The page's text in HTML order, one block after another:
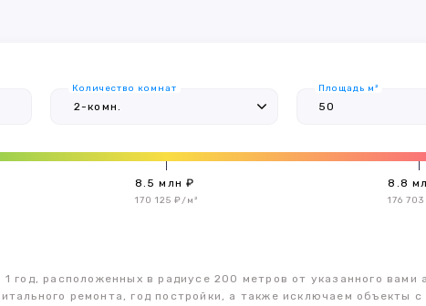
Количество комнат Площадь м²
8.5 млн ₽
170 125 ₽/м²
8.8
176
год, расположенных в радиусе 200 метров от указанного вами
ремонта, год постройки, а также исключаем объекты